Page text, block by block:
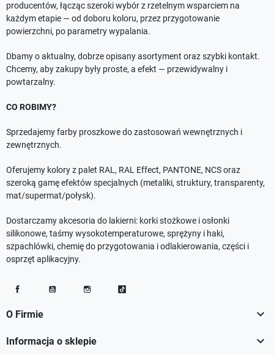
producentów, łącząc szeroki wybór z rzetelnym wsparciem na
każdym etapie — od doboru koloru, przez przygotowanie
powierzchni, po parametry wypalania.
Dbamy o aktualny, dobrze opisany asortyment oraz szybki kontakt.
Chcemy, aby zakupy były proste, a efekt — przewidywalny i
powtarzalny.
CO ROBIMY?
Sprzedajemy farby proszkowe do zastosowań wewnętrznych i
zewnętrznych.
Oferujemy kolory z palet RAL, RAL Effect, PANTONE, NCS oraz
szeroką gamę efektów specjalnych (metaliki, struktury, transparenty,
mat/supermat/połysk).
Dostarczamy akcesoria do lakierni: korki stożkowe i osłonki
silikonowe, taśmy wysokotemperaturowe, sprężyny i haki,
szpachlówki, chemię do przygotowania i odlakierowania, części i
osprzęt aplikacyjny.
O Firmie 
Informacja o sklepie 